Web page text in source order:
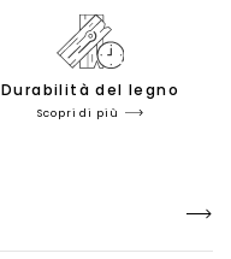
Durabilità del legno
Scopri di più